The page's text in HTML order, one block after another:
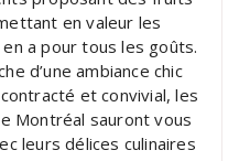
en valeur les
a pour tous les goûts.
d’une ambiance chic
et convivial, les
Montréal sauront vous
leurs délices culinaires